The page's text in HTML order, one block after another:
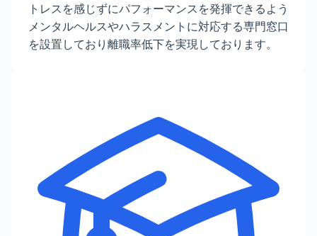
トレスを感じずにパフォーマンスを発揮できるよう
メンタルヘルスやハラスメントに対応する専門窓口
を設置しており離職率低下を実現しております。